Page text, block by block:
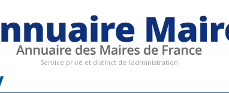
Service privé et distinct de l'administration